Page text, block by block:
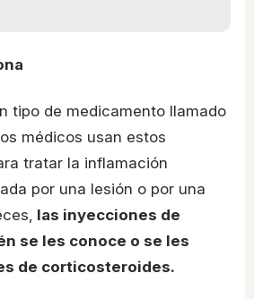
tipo de medicamento llamado
médicos usan estos
tratar la inflamación
por una lesión o por una
las inyecciones de
se les conoce o se les
de corticosteroides.